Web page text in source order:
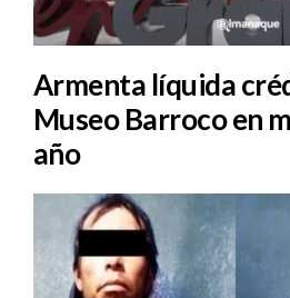
Armenta líquida
Museo Barroco en
año